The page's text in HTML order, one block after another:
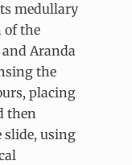
medullary
of the
Aranda
the
placing
then
slide, using